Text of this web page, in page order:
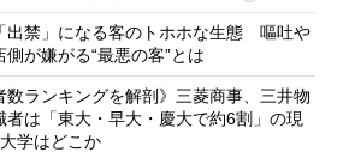
出禁」になる客のトホホな生態 嘔吐や
が嫌がる“最悪の客”とは
数ランキングを解剖》三菱商事、三井物
者は「東大・早大・慶大で約6割」の現
学はどこか